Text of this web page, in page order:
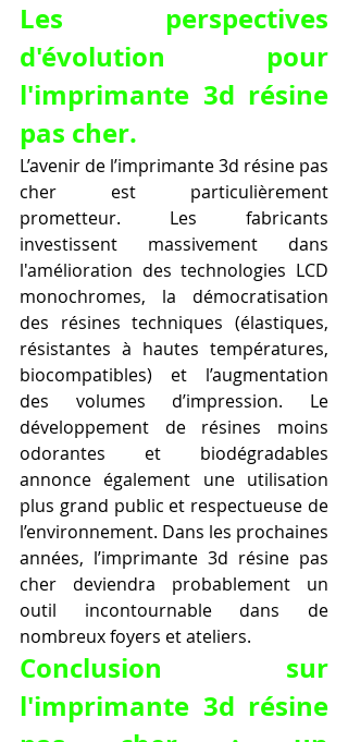
Les perspectives
d'évolution pour
l'imprimante 3d résine
pas cher.
L’avenir de l’imprimante 3d résine pas
cher est particulièrement
prometteur. Les fabricants
investissent massivement dans
l'amélioration des technologies LCD
monochromes, la démocratisation
des résines techniques (élastiques,
résistantes à hautes températures,
biocompatibles) et l’augmentation
des volumes d’impression. Le
développement de résines moins
odorantes et biodégradables
annonce également une utilisation
plus grand public et respectueuse de
l’environnement. Dans les prochaines
années, l’imprimante 3d résine pas
cher deviendra probablement un
outil incontournable dans de
nombreux foyers et ateliers.
Conclusion sur
l'imprimante 3d résine